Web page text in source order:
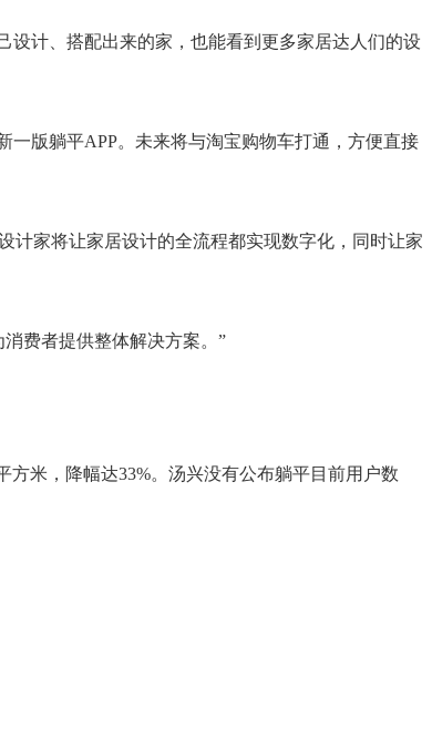
设计、搭配出来的家，也能看到更多家居达人们的设
版躺平APP。未来将与淘宝购物车打通，方便直接
计家将让家居设计的全流程都实现数字化，同时让家
费者提供整体解决方案。”
米，降幅达33%。汤兴没有公布躺平目前用户数